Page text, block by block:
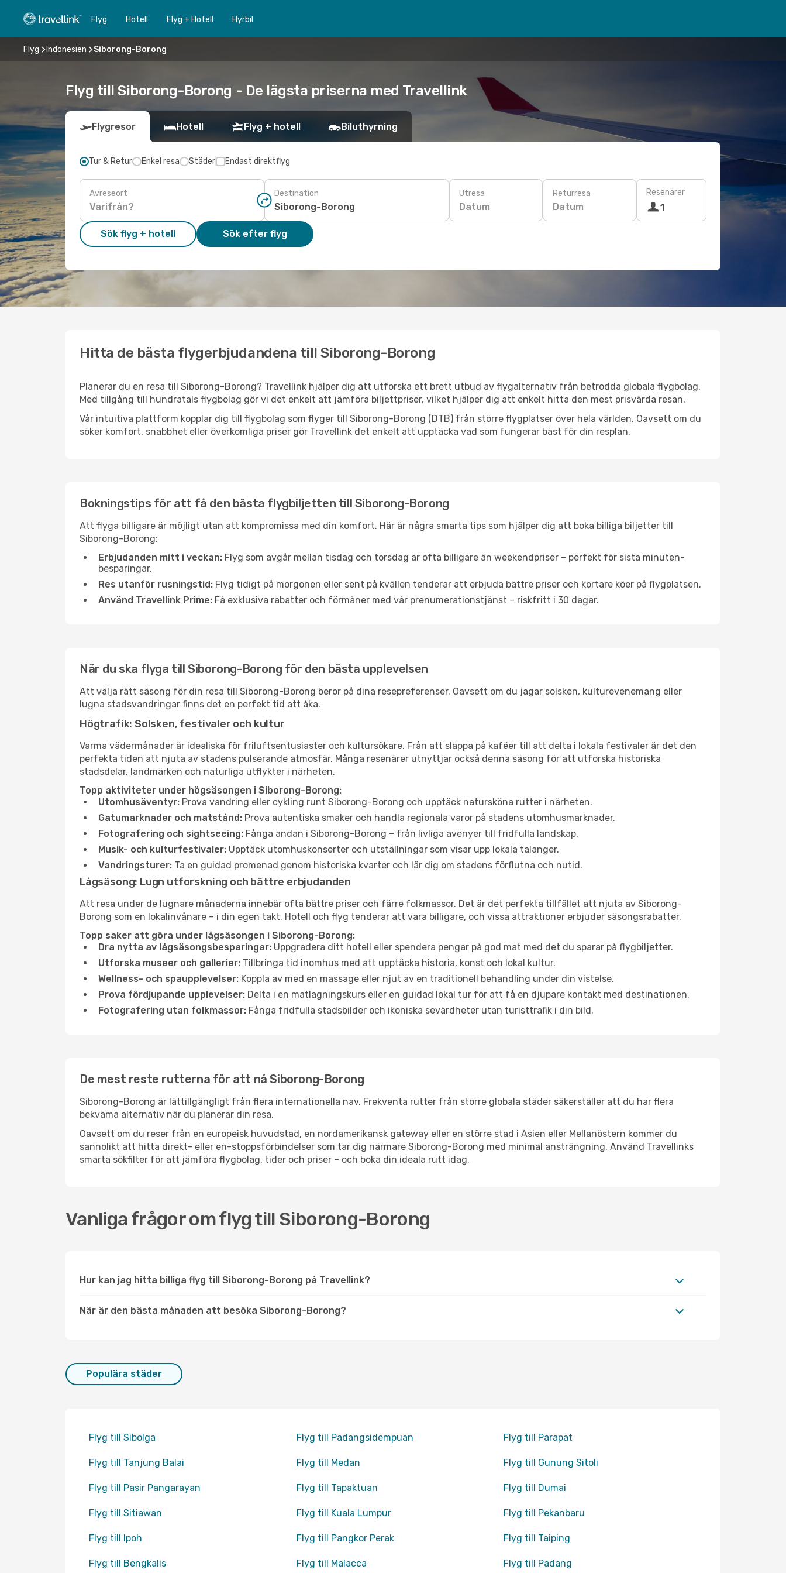
Flyg Hotell Flyg + Hotell Hyrbil
Flyg Indonesien Siborong-Borong
Flyg till Siborong-Borong - De lägsta priserna med Travellink
Flygresor Hotell Flyg + hotell Biluthyrning
Tur & Retur Enkel resa Städer Endast direktflyg
Avreseort Destination Utresa
Datum
Returresa
Datum
Resenärer
1
Sök flyg + hotell Sök efter flyg
Hitta de bästa flygerbjudandena till Siborong-Borong
Planerar du en resa till Siborong-Borong? Travellink hjälper dig att utforska ett brett utbud av flygalternativ från betrodda globala flygbolag.
Med tillgång till hundratals flygbolag gör vi det enkelt att jämföra biljettpriser, vilket hjälper dig att enkelt hitta den mest prisvärda resan.
Vår intuitiva plattform kopplar dig till flygbolag som flyger till Siborong-Borong (DTB) från större flygplatser över hela världen. Oavsett om du
söker komfort, snabbhet eller överkomliga priser gör Travellink det enkelt att upptäcka vad som fungerar bäst för din resplan.
Bokningstips för att få den bästa flygbiljetten till Siborong-Borong
Att flyga billigare är möjligt utan att kompromissa med din komfort. Här är några smarta tips som hjälper dig att boka billiga biljetter till
Siborong-Borong:
Erbjudanden mitt i veckan: Flyg som avgår mellan tisdag och torsdag är ofta billigare än weekendpriser – perfekt för sista minuten-
besparingar.
Res utanför rusningstid: Flyg tidigt på morgonen eller sent på kvällen tenderar att erbjuda bättre priser och kortare köer på flygplatsen.
Använd Travellink Prime: Få exklusiva rabatter och förmåner med vår prenumerationstjänst – riskfritt i 30 dagar.
När du ska flyga till Siborong-Borong för den bästa upplevelsen
Att välja rätt säsong för din resa till Siborong-Borong beror på dina resepreferenser. Oavsett om du jagar solsken, kulturevenemang eller
lugna stadsvandringar finns det en perfekt tid att åka.
Högtrafik: Solsken, festivaler och kultur
Varma vädermånader är idealiska för friluftsentusiaster och kultursökare. Från att slappa på kaféer till att delta i lokala festivaler är det den
perfekta tiden att njuta av stadens pulserande atmosfär. Många resenärer utnyttjar också denna säsong för att utforska historiska
stadsdelar, landmärken och naturliga utflykter i närheten.
Topp aktiviteter under högsäsongen i Siborong-Borong:
Utomhusäventyr: Prova vandring eller cykling runt Siborong-Borong och upptäck natursköna rutter i närheten.
Gatumarknader och matstånd: Prova autentiska smaker och handla regionala varor på stadens utomhusmarknader.
Fotografering och sightseeing: Fånga andan i Siborong-Borong – från livliga avenyer till fridfulla landskap.
Musik- och kulturfestivaler: Upptäck utomhuskonserter och utställningar som visar upp lokala talanger.
Vandringsturer: Ta en guidad promenad genom historiska kvarter och lär dig om stadens förflutna och nutid.
Lågsäsong: Lugn utforskning och bättre erbjudanden
Att resa under de lugnare månaderna innebär ofta bättre priser och färre folkmassor. Det är det perfekta tillfället att njuta av Siborong-
Borong som en lokalinvånare – i din egen takt. Hotell och flyg tenderar att vara billigare, och vissa attraktioner erbjuder säsongsrabatter.
Topp saker att göra under lågsäsongen i Siborong-Borong:
Dra nytta av lågsäsongsbesparingar: Uppgradera ditt hotell eller spendera pengar på god mat med det du sparar på flygbiljetter.
Utforska museer och gallerier: Tillbringa tid inomhus med att upptäcka historia, konst och lokal kultur.
Wellness- och spaupplevelser: Koppla av med en massage eller njut av en traditionell behandling under din vistelse.
Prova fördjupande upplevelser: Delta i en matlagningskurs eller en guidad lokal tur för att få en djupare kontakt med destinationen.
Fotografering utan folkmassor: Fånga fridfulla stadsbilder och ikoniska sevärdheter utan turisttrafik i din bild.
De mest reste rutterna för att nå Siborong-Borong
Siborong-Borong är lättillgängligt från flera internationella nav. Frekventa rutter från större globala städer säkerställer att du har flera
bekväma alternativ när du planerar din resa.
Oavsett om du reser från en europeisk huvudstad, en nordamerikansk gateway eller en större stad i Asien eller Mellanöstern kommer du
sannolikt att hitta direkt- eller en-stoppsförbindelser som tar dig närmare Siborong-Borong med minimal ansträngning. Använd Travellinks
smarta sökfilter för att jämföra flygbolag, tider och priser – och boka din ideala rutt idag.
Vanliga frågor om flyg till Siborong-Borong
Hur kan jag hitta billiga flyg till Siborong-Borong på Travellink?
När är den bästa månaden att besöka Siborong-Borong?
Populära städer
Flyg till Sibolga Flyg till Padangsidempuan Flyg till Parapat
Flyg till Tanjung Balai Flyg till Medan Flyg till Gunung Sitoli
Flyg till Pasir Pangarayan Flyg till Tapaktuan Flyg till Dumai
Flyg till Sitiawan Flyg till Kuala Lumpur Flyg till Pekanbaru
Flyg till Ipoh Flyg till Pangkor Perak Flyg till Taiping
Flyg till Bengkalis Flyg till Malacca Flyg till Padang